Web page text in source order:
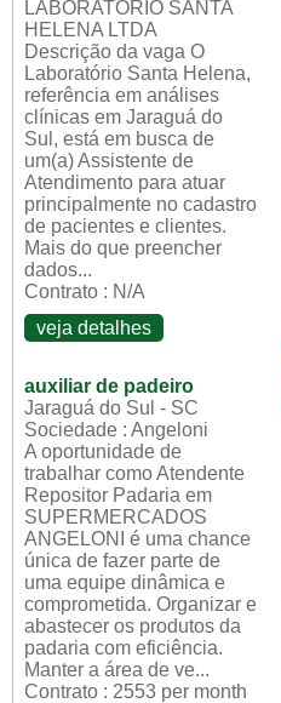
LABORATORIO SANTA
HELENA LTDA
Descrição da vaga O
Laboratório Santa Helena,
referência em análises
clínicas em Jaraguá do
Sul, está em busca de
um(a) Assistente de
Atendimento para atuar
principalmente no cadastro
de pacientes e clientes.
Mais do que preencher
dados...
Contrato : N/A
veja detalhes
auxiliar de padeiro
Jaraguá do Sul - SC
Sociedade : Angeloni
A oportunidade de
trabalhar como Atendente
Repositor Padaria em
SUPERMERCADOS
ANGELONI é uma chance
única de fazer parte de
uma equipe dinâmica e
comprometida. Organizar e
abastecer os produtos da
padaria com eficiência.
Manter a área de ve...
Contrato : 2553 per month